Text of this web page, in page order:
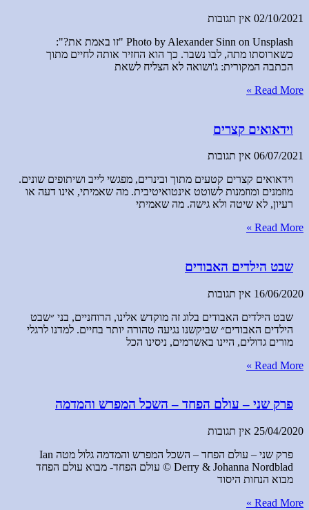
02/10/2021 אין תגובות
Photo by Alexander Sinn on Unsplash "זו באמת את?":
כשארוסתו מתה, לבו נשבר. כך הוא החזיר אותה לחיים מתוך
הכתבה המקורית: ג'ושואה לא הצליח לשאת
Read More »
וידאואים קצרים
06/07/2021 אין תגובות
וידאואים קצרים קטעים מתוך ובינרים, מפגשי לייב ושיתופים שונים.
מוזמנים ומוזמנות לשוטט אינטואיטיבית. מה שאמיתי, אינו דעה או
רעיון, לא שיטה ולא גישה. מה שאמיתי
Read More »
שבט הילדים האבודים
16/06/2020 אין תגובות
שבט הילדים האבודים בלוג זה מוקדש אלינו, הרוחניים, בני ״שבט
הילדים האבודים״ שביקשנו נגיעה טהורה יותר בחיים. למדנו לרגלי
מורים גדולים, היינו באשרמים, ניסינו הכל
Read More »
פרק שני – עולם הפחד – השכל המפרש והמדמה
25/04/2020 אין תגובות
פרק שני – עולם הפחד – השכל המפרש והמדמה גלול מטה Ian
Derry & Johanna Nordblad © עולם הפחד- מבוא עולם הפחד
מבוא הנחות היסוד
Read More »